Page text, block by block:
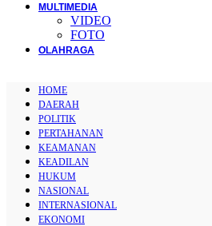
MULTIMEDIA
VIDEO
FOTO
OLAHRAGA
HOME
DAERAH
POLITIK
PERTAHANAN
KEAMANAN
KEADILAN
HUKUM
NASIONAL
INTERNASIONAL
EKONOMI